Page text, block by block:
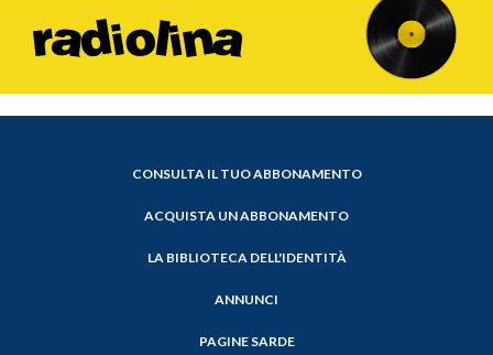
CONSULTA IL TUO ABBONAMENTO
ACQUISTA UN ABBONAMENTO
LA BIBLIOTECA DELL'IDENTITÀ
ANNUNCI
PAGINE SARDE